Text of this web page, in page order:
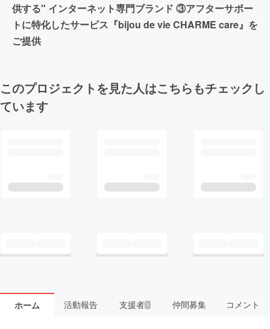
供する" インターネット専門ブランド ③アフターサポー
トに特化したサービス『bijou de vie CHARME care』を
ご提供
このプロジェクトを見た人はこちらもチェックし
ています
ホーム 活動報告 支援者 1 仲間募集 コメント